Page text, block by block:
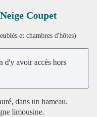
en plein écran
Coupet
et chambres d'hôtes)
d'y avoir accès hors
dans un hameau.
limousine.